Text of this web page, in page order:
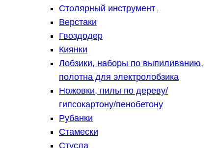
Столярный инструмент
Верстаки
Гвоздодер
Киянки
Лобзики, наборы по выпиливанию,
полотна для электролобзика
Ножовки, пилы по дереву/
гипсокартону/пенобетону
Рубанки
Стамески
Стусла